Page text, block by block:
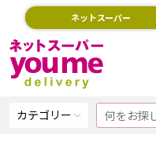
ネットスーパー
カテゴリー